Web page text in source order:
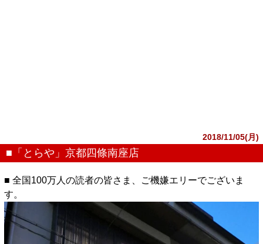
2018/11/05(月)
■「とらや」京都四條南座店
■ 全国100万人の読者の皆さま、ご機嫌エリーでございま
す。